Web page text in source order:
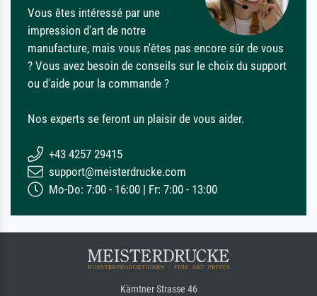
Vous êtes intéressé par une
impression d'art de notre
manufacture, mais vous n'êtes pas encore sûr de vous
? Vous avez besoin de conseils sur le choix du support
ou d'aide pour la commande ?
Nos experts se feront un plaisir de vous aider.
+43 4257 29415
support@meisterdrucke.com
Mo-Do: 7:00 - 16:00 | Fr: 7:00 - 13:00
Kärntner Strasse 46